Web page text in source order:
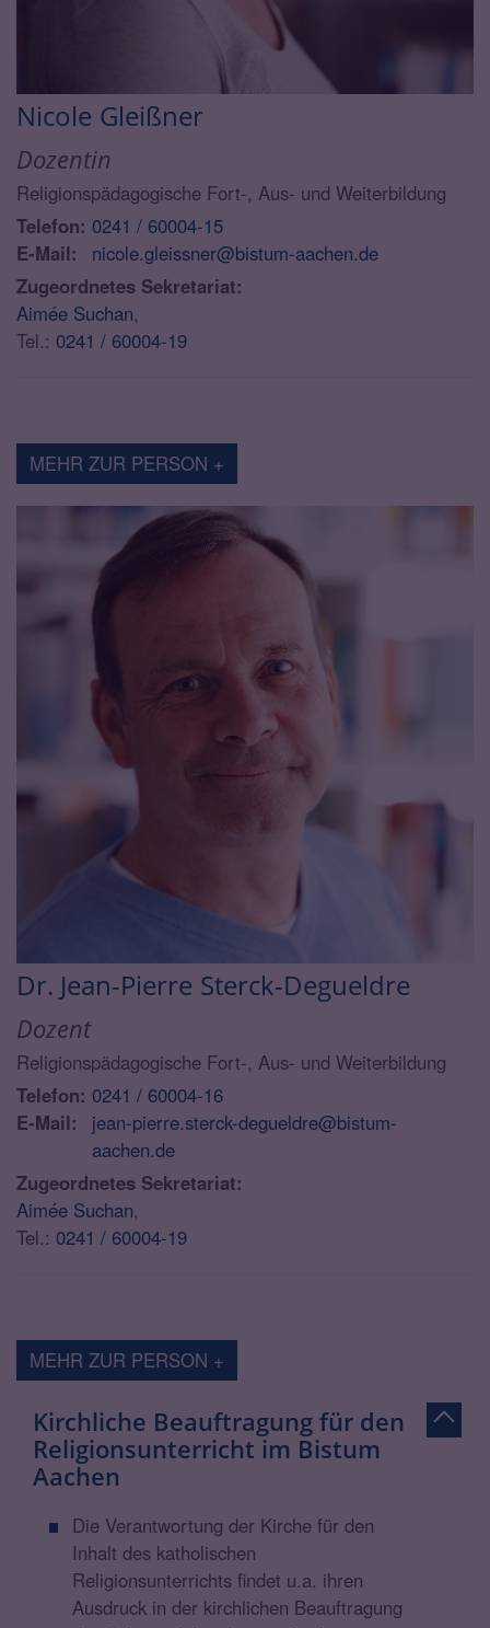
Nicole Gleißner
Dozentin
Religionspädagogische Fort-, Aus- und Weiterbildung
Telefon: 0241 / 60004-15
E-Mail:
nicole.gleissner@bistum-aachen.de
Zugeordnetes Sekretariat:
Aimée Suchan,
Tel.: 0241 / 60004-19
MEHR ZUR PERSON +
Dr. Jean-Pierre Sterck-Degueldre
Dozent
Religionspädagogische Fort-, Aus- und Weiterbildung
Telefon: 0241 / 60004-16
E-Mail:
jean-pierre.sterck-degueldre@bistum-
aachen.de
Zugeordnetes Sekretariat:
Aimée Suchan,
Tel.: 0241 / 60004-19
MEHR ZUR PERSON +
Kirchliche Beauftragung für den
Religionsunterricht im Bistum
Aachen
Die Verantwortung der Kirche für den
Inhalt des katholischen
Religionsunterrichts findet u.a. ihren
Ausdruck in der kirchlichen Beauftragung